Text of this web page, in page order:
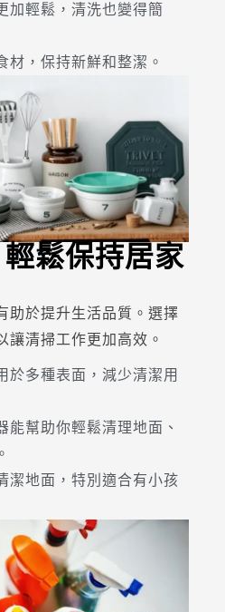
加輕鬆，清洗也變得簡
材，保持新鮮和整潔。
鬆保持居家
助於提升生活品質。選擇
讓清掃工作更加高效。
於多種表面，減少清潔用
能幫助你輕鬆清理地面、
潔地面，特別適合有小孩